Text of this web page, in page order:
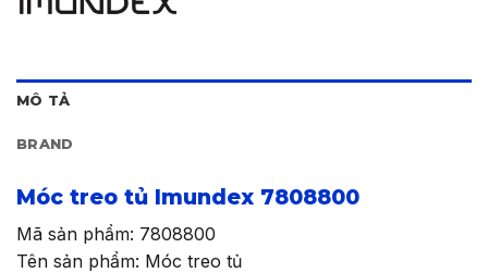
MÔ TẢ
BRAND
Móc treo tủ Imundex 7808800
Mã sản phẩm: 7808800
Tên sản phẩm: Móc treo tủ